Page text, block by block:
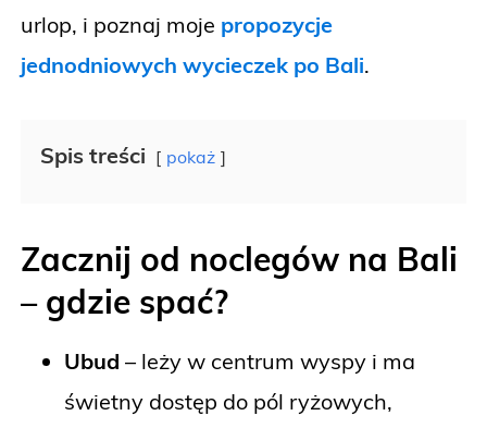
urlop, i poznaj moje propozycje
jednodniowych wycieczek po Bali.
Spis treści pokaż
Zacznij od noclegów na Bali
– gdzie spać?
Ubud – leży w centrum wyspy i ma
świetny dostęp do pól ryżowych,